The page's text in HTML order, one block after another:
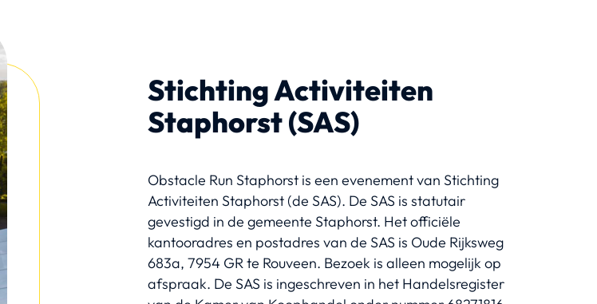
Stichting Activiteiten
Staphorst (SAS)
Obstacle Run Staphorst is een evenement van Stichting
Activiteiten Staphorst (de SAS). De SAS is statutair
gevestigd in de gemeente Staphorst. Het officiële
kantooradres en postadres van de SAS is Oude Rijksweg
683a, 7954 GR te Rouveen. Bezoek is alleen mogelijk op
afspraak. De SAS is ingeschreven in het Handelsregister